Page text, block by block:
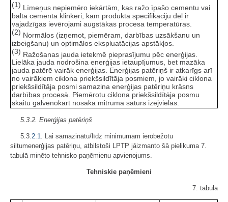
(1) Līmeņus nepiemēro iekārtām, kas ražo īpašo cementu vai
baltā cementa klinkeri, kam produkta specifikāciju dēļ ir
vajadzīgas ievērojami augstākas procesa temperatūras.
(2) Normālos (izņemot, piemēram, darbības uzsākšanu un
izbeigšanu) un optimālos ekspluatācijas apstākļos.
(3) Ražošanas jauda ietekmē pieprasījumu pēc enerģijas.
Lielāka jauda nodrošina enerģijas ietaupījumus, bet mazāka
jauda patērē vairāk enerģijas. Enerģijas patēriņš ir atkarīgs arī
no vairākiem ciklona priekšsildītāja posmiem, jo vairāki ciklona
priekšsildītāja posmi samazina enerģijas patēriņu krāsns
darbības procesā. Piemērotu ciklona priekšsildītāja posmu
skaitu galvenokārt nosaka mitruma saturs izejvielās.
5.3.2. Enerģijas patēriņš
5.3.2.1. Lai samazinātu/līdz minimumam ierobežotu
siltumenerģijas patēriņu, atbilstoši LPTP jāizmanto šā pielikuma 7.
tabulā minēto tehnisko paņēmienu apvienojums.
Tehniskie paņēmieni
7. tabula